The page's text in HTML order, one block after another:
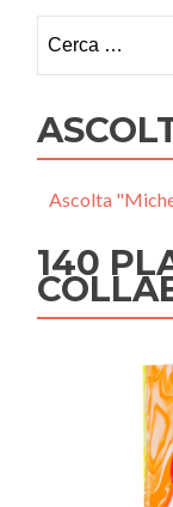
per:
Ascolta
140